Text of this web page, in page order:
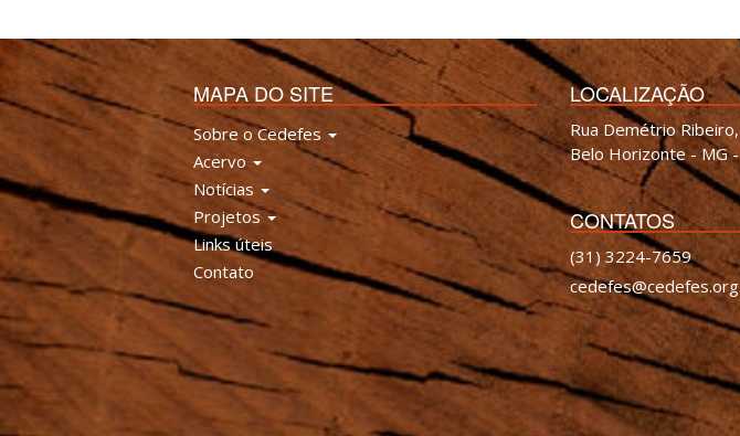
MAPA DO SITE
Sobre o Cedefes
Acervo
Notícias
Projetos
Links úteis
Contato
LOCALIZAÇÃO
Rua Demétrio
Belo Horizonte - MG
CONTATOS
(31) 3224-7659